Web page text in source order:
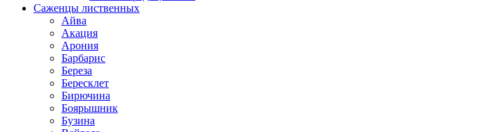
Саженцы лиственных
Айва
Акация
Арония
Барбарис
Береза
Бересклет
Бирючина
Боярышник
Бузина